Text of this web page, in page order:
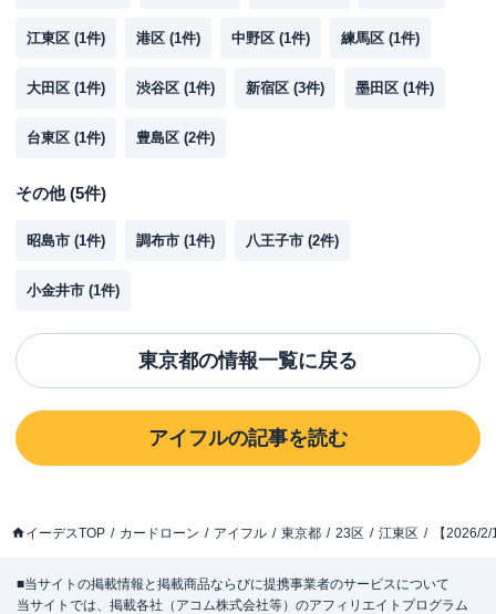
江東区 (1件) 港区 (1件) 中野区 (1件) 練馬区 (1件)
大田区 (1件) 渋谷区 (1件) 新宿区 (3件) 墨田区 (1件)
台東区 (1件) 豊島区 (2件)
その他(5件)
昭島市 (1件) 調布市 (1件) 八王子市 (2件)
小金井市 (1件)
東京都の情報一覧に戻る
アイフルの記事を読む
イーデスTOP カードローン アイフル 東京都 23区 江東区 【2026/
■当サイトの掲載情報と掲載商品ならびに提携事業者のサービスについて
当サイトでは、掲載各社（アコム株式会社等）のアフィリエイトプログラム